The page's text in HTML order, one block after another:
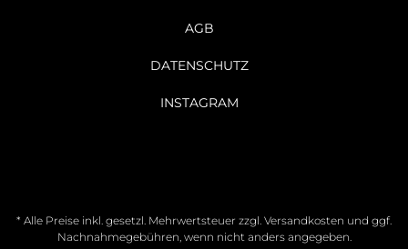
AGB
DATENSCHUTZ
INSTAGRAM
* Alle Preise inkl. gesetzl. Mehrwertsteuer zzgl. Versandkosten und ggf.
Nachnahmegebühren, wenn nicht anders angegeben.